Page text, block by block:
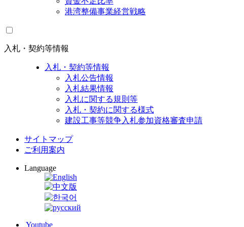
港湾整備事業経営戦略
入札・契約等情報
入札・契約等情報
入札公告情報
入札結果情報
入札に関する規則等
入札・契約に関する様式
建設工事等競争入札参加資格審査申請
サイトマップ
ご利用案内
Language
Youtube